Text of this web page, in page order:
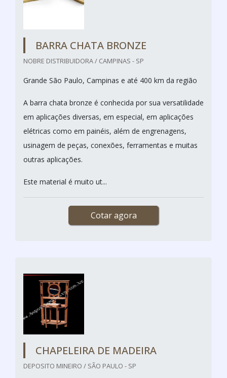
BARRA CHATA BRONZE
NOBRE DISTRIBUIDORA / CAMPINAS - SP
Grande São Paulo, Campinas e até 400 km da região
A barra chata bronze é conhecida por sua versatilidade
em aplicações diversas, em especial, em aplicações
elétricas como em painéis, além de engrenagens,
usinagem de peças, conexões, ferramentas e muitas
outras aplicações.
Este material é muito ut...
Cotar agora
CHAPELEIRA DE MADEIRA
DEPOSITO MINEIRO / SÃO PAULO - SP